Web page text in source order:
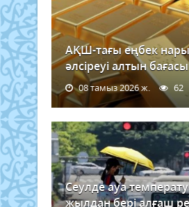
АҚШ-тағы еңбек
әлсіреуі алтын
08 тамыз 2026 ж. 62
Сеулде ауа
жылдан бері алғаш